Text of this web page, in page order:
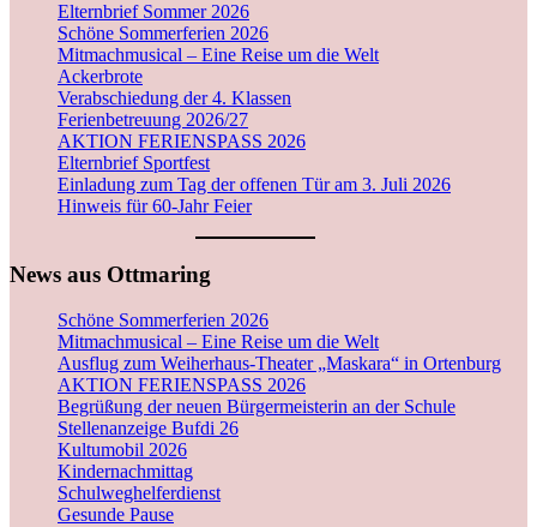
Elternbrief Sommer 2026
Schöne Sommerferien 2026
Mitmachmusical – Eine Reise um die Welt
Ackerbrote
Verabschiedung der 4. Klassen
Ferienbetreuung 2026/27
AKTION FERIENSPASS 2026
Elternbrief Sportfest
Einladung zum Tag der offenen Tür am 3. Juli 2026
Hinweis für 60-Jahr Feier
News aus Ottmaring
Schöne Sommerferien 2026
Mitmachmusical – Eine Reise um die Welt
Ausflug zum Weiherhaus-Theater „Maskara“ in Ortenburg
AKTION FERIENSPASS 2026
Begrüßung der neuen Bürgermeisterin an der Schule
Stellenanzeige Bufdi 26
Kultumobil 2026
Kindernachmittag
Schulweghelferdienst
Gesunde Pause